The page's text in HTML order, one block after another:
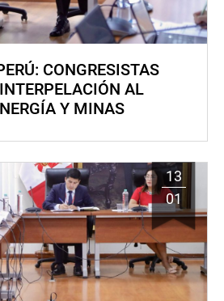
CONGRESISTAS
AL
Y MINAS
13
01